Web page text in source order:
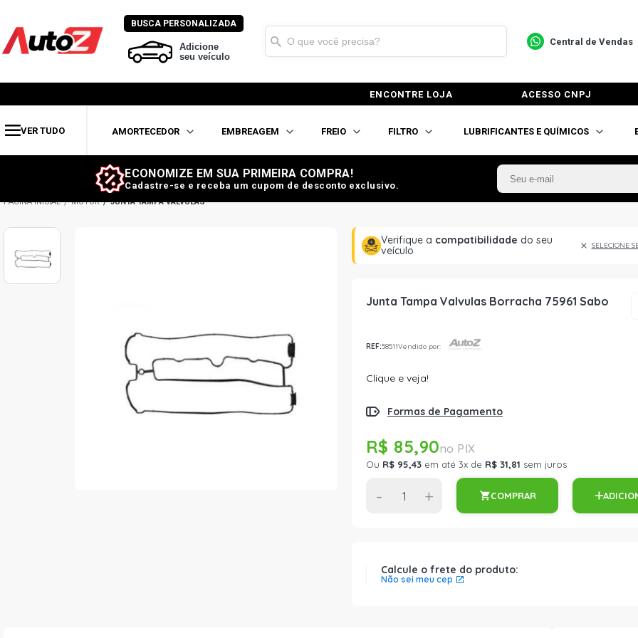
BUSCA PERSONALIZADA
Adicione
seu veículo
Central de Vendas
ENCONTRE LOJA ACESSO CNPJ
VER TUDO AMORTECEDOR EMBREAGEM FREIO FILTRO LUBRIFICANTES E QUÍMICOS
ECONOMIZE EM SUA PRIMEIRA COMPRA!
Cadastre-se e receba um cupom de desconto exclusivo.
MOTOR JUNTA TAMPA VÁLVULAS
Verifique a compatibilidade do seu
veículo
SELECIONE
Junta Tampa Valvulas Borracha 75961 Sabo
REF:58511Vendido por:
Clique e veja!
Formas de Pagamento
R$ 85,90
Ou R$ 95,43 em até 3x de R$ 31,81 sem juros
- + COMPRAR
Calcule o frete do produto:
Não sei meu cep